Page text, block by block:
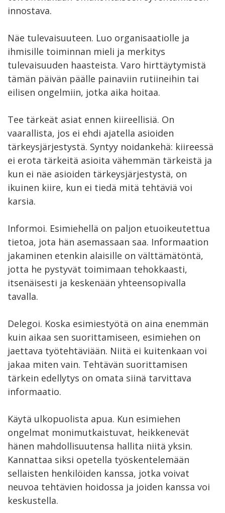
innostava.
Näe tulevaisuuteen. Luo organisaatiolle ja
ihmisille toiminnan mieli ja merkitys
tulevaisuuden haasteista. Varo hirttäytymistä
tämän päivän päälle painaviin rutiineihin tai
eilisen ongelmiin, jotka aika hoitaa.
Tee tärkeät asiat ennen kiireellisiä. On
vaarallista, jos ei ehdi ajatella asioiden
tärkeysjärjestystä. Syntyy noidankehä: kiireessä
ei erota tärkeitä asioita vähemmän tärkeistä ja
kun ei näe asioiden tärkeysjärjestystä, on
ikuinen kiire, kun ei tiedä mitä tehtäviä voi
karsia.
Informoi. Esimiehellä on paljon etuoikeutettua
tietoa, jota hän asemassaan saa. Informaation
jakaminen etenkin alaisille on välttämätöntä,
jotta he pystyvät toimimaan tehokkaasti,
itsenäisesti ja keskenään yhteensopivalla
tavalla.
Delegoi. Koska esimiestyötä on aina enemmän
kuin aikaa sen suorittamiseen, esimiehen on
jaettava työtehtäviään. Niitä ei kuitenkaan voi
jakaa miten vain. Tehtävän suorittamisen
tärkein edellytys on omata siinä tarvittava
informaatio.
Käytä ulkopuolista apua. Kun esimiehen
ongelmat monimutkaistuvat, heikkenevät
hänen mahdollisuutensa hallita niitä yksin.
Kannattaa siksi opetella työskentelemään
sellaisten henkilöiden kanssa, jotka voivat
neuvoa tehtävien hoidossa ja joiden kanssa voi
keskustella.